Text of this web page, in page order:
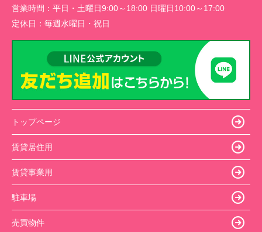
営業時間： 平日・土曜日9:00～18:00 日曜日10:00～17:00
定休日： 毎週水曜日・祝日
トップページ
賃貸居住用
賃貸事業用
駐車場
売買物件